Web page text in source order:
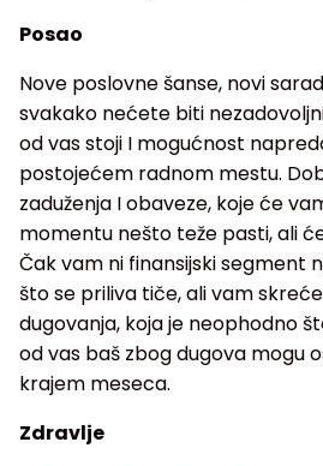
Posao
Nove poslovne šanse, novi
svakako nećete biti
od vas stoji I mogućnost
postojećem radnom mestu.
zaduženja I obaveze, koje će
momentu nešto teže pasti, ali
Čak vam ni finansijski segment
što se priliva tiče, ali vam
dugovanja, koja je neophodno
od vas baš zbog dugova mogu
krajem meseca.
Zdravlje